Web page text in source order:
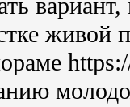
живой